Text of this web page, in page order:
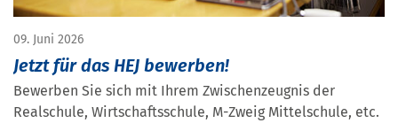
09. Juni 2026
Jetzt für das HEJ bewerben!
Bewerben Sie sich mit Ihrem Zwischenzeugnis der
Realschule, Wirtschaftsschule, M-Zweig Mittelschule, etc.